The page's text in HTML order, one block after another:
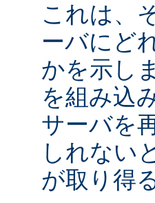
これは、
ーバにど
かを示し
を組み込
サーバを
しれない
が取り得